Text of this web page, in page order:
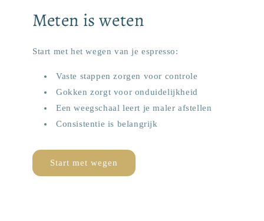
Meten is weten
Start met het wegen van je espresso:
Vaste stappen zorgen voor controle
Gokken zorgt voor onduidelijkheid
Een weegschaal leert je maler afstellen
Consistentie is belangrijk
Start met wegen